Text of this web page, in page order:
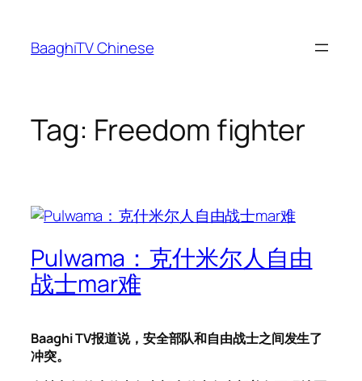
content
BaaghiTV Chinese
Tag: Freedom fighter
Pulwama：克什米尔人自由
战士mar难
Baaghi TV报道说，安全部队和自由战士之间发生了
冲突。